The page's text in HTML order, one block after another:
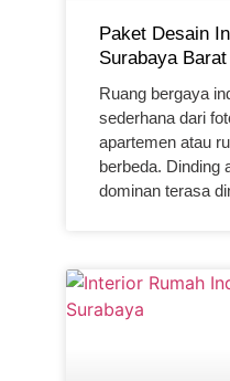
Paket Desain
Surabaya
Ruang bergaya
sederhana dari
apartemen atau
berbeda. Dinding
dominan terasa